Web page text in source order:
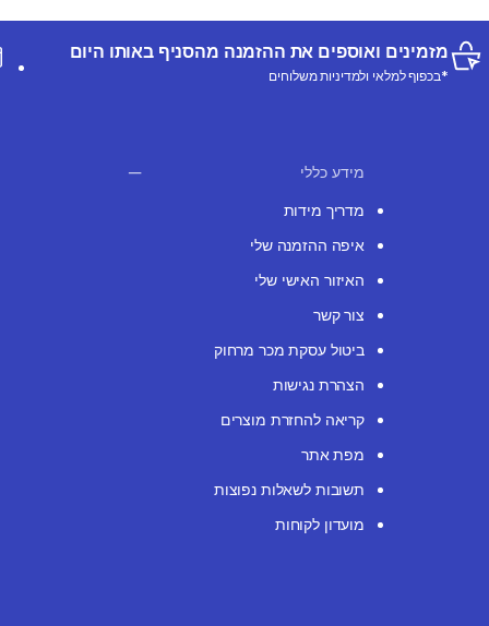
מזמינים ואוספים את ההזמנה מהסניף באותו היום
*בכפוף למלאי ולמדיניות משלוחים
מידע כללי
מדריך מידות
איפה ההזמנה שלי
האיזור האישי שלי
צור קשר
ביטול עסקת מכר מרחוק
הצהרת נגישות
קריאה להחזרת מוצרים
מפת אתר
תשובות לשאלות נפוצות
מועדון לקוחות